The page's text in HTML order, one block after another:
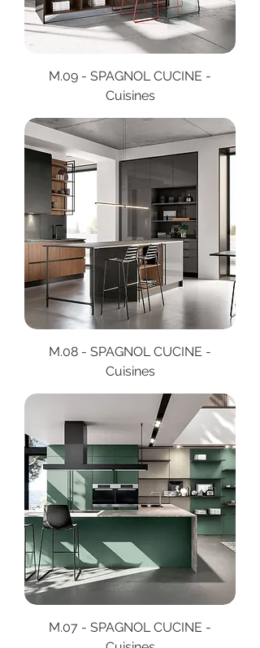
M.09 - SPAGNOL CUCINE -
Cuisines
M.08 - SPAGNOL CUCINE -
Cuisines
M.07 - SPAGNOL CUCINE -